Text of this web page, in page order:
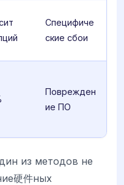
Специфиче
ские сбои
Поврежден
ие ПО
из методов не
硬件ных